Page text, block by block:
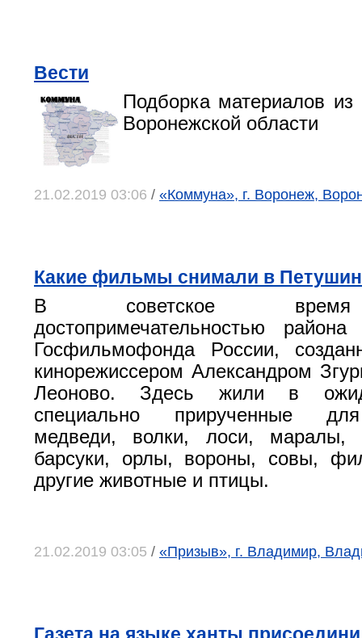
Вести
Подборка материалов из
Воронежской области
21.02.2019 03:06 / «Коммуна», г. Воронеж,
Какие фильмы снимали в
В советское время
достопримечательностью
Госфильмофонда России,
кинорежиссером Александром
Леоново. Здесь жили в
специально прирученные
медведи, волки, лоси, маралы,
барсуки, орлы, вороны, совы,
другие животные и птицы.
21.02.2019 03:05 / «Призыв», г. Владимир,